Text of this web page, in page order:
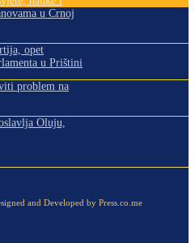
u Crnoj
opet
u Prištini
problem na
Oluju,
and Developed by Press.co.me